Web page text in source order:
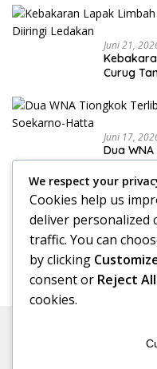
Juni 21,
Curug
Juni 17,
Dua
Terminal
Juni 17,
Klinik
We respect your
Cookies help us
deliver personalized
traffic. You can
by clicking
consent or Reject All
cookies.